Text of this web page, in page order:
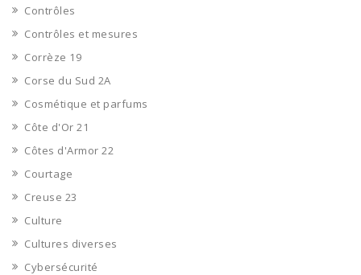
Contrôles
Contrôles et mesures
Corrèze 19
Corse du Sud 2A
Cosmétique et parfums
Côte d'Or 21
Côtes d'Armor 22
Courtage
Creuse 23
Culture
Cultures diverses
Cybersécurité